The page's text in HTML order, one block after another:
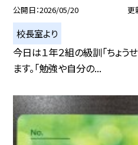
公開日 2026/05/20 更
校長室より
今日は１年２組の級訓「ちょう
ます。「勉強や自分の...